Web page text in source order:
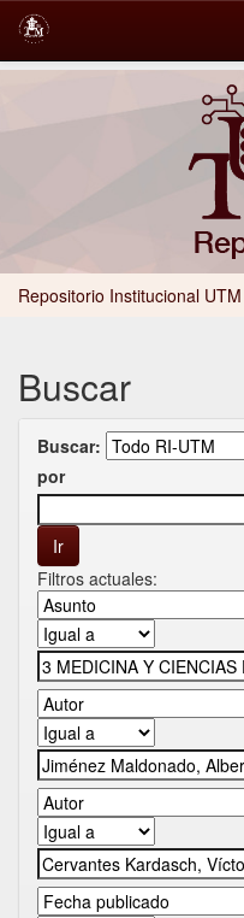
Repositorio Institucional UTM
Buscar
Buscar:
por
Filtros actuales: